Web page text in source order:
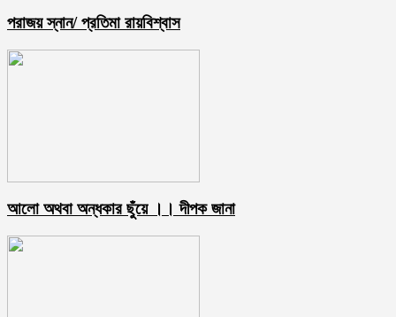
পরাজয় স্নান/ প্রতিমা রায়বিশ্বাস
আলো অথবা অন্ধকার ছুঁয়ে ।। দীপক জানা